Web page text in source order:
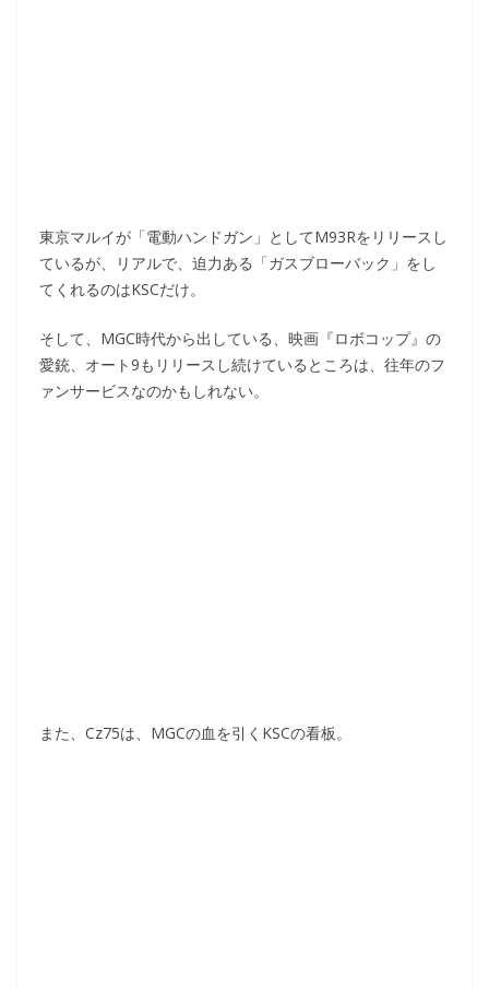
東京マルイが「電動ハンドガン」としてM93Rをリリースし
ているが、リアルで、迫力ある「ガスブローバック」をし
てくれるのはKSCだけ。
そして、MGC時代から出している、映画『ロボコップ』の
愛銃、オート9もリリースし続けているところは、往年のフ
ァンサービスなのかもしれない。
また、Cz75は、MGCの血を引くKSCの看板。